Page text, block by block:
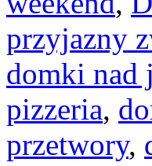
przyjazny
domki nad
pizzeria,
przetwory,